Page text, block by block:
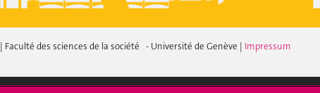
| Faculté des sciences de la société - Université de Genève | Impressum